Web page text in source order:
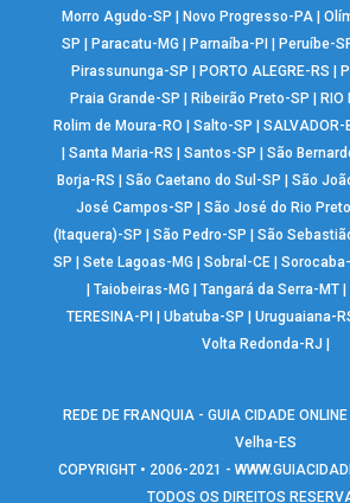
Morro Agudo-SP
Novo Progresso-PA |
SP
Paracatu-MG Parnaíba-PI Peruíbe-
Pirassununga-SP
PORTO ALEGRE-RS
Praia Grande-SP
Ribeirão Preto-SP RIO
Rolim de Moura-RO
Salto-SP SALVADOR-
|Santa Maria-RS |Santos-SP |São
Borja-RS
|São Caetano do Sul-SP |São
José Campos-SP
|São José do Rio
(Itaquera)-SP
|São Pedro-SP |São
SP
|Sete Lagoas-MG |Sobral-CE |
Taiobeiras-MG Tangará da Serra-MT|
TERESINA-PI
|Ubatuba-SP |Uruguaiana-
Volta Redonda-RJ
REDE DE FRANQUIA - GUIA CIDADE
Velha-ES
COPYRIGHT • 2006-2021 -
TODOS OS DIREITOS